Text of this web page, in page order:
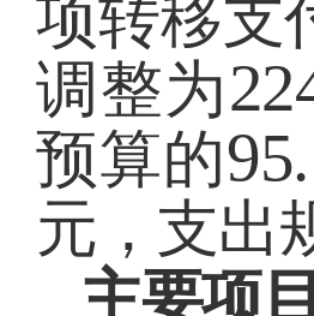
项转移支
调整为
预算的
元，支出
主要项